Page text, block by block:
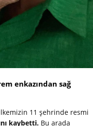
enkazından sağ
11 şehrinde resmi
kaybetti. Bu arada